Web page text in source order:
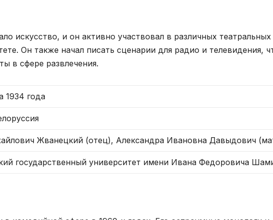
искусство, и он активно участвовал в различных театральных
Он также начал писать сценарии для радио и телевидения,
в сфере развлечения.
1934 года
Жванецкий (отец), Александра Ивановна Давыдович
государственный университет имени Ивана Федоровича